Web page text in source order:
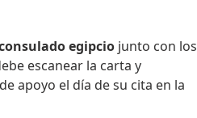
egipcio junto con los
escanear la carta y
apoyo el día de su cita en la